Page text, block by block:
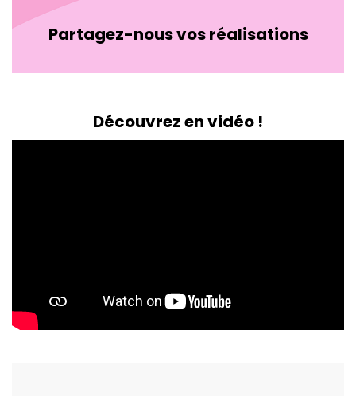
Partagez-nous vos réalisations
Découvrez en vidéo !